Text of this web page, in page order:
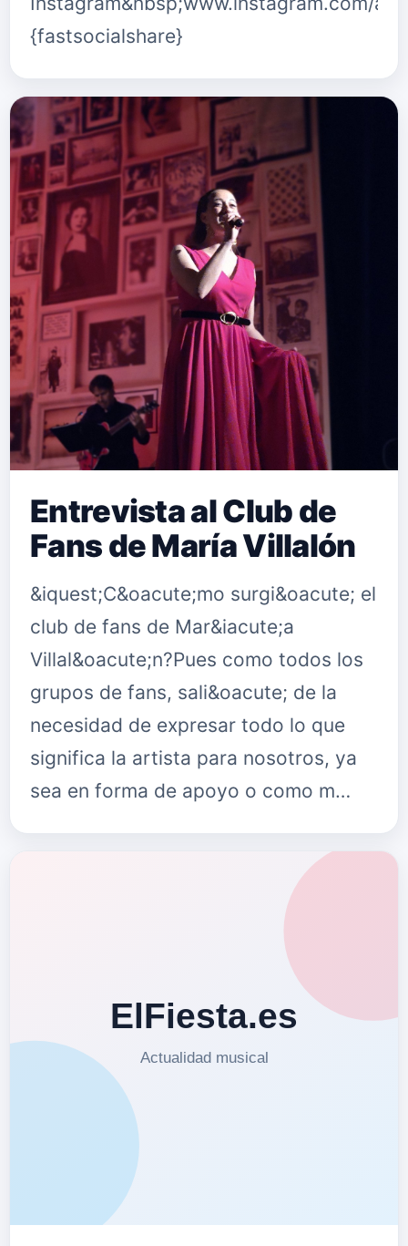
{fastsocialshare}
Entrevista al Club de
Fans de María Villalón
&iquest;C&oacute;mo surgi&oacute; el
club de fans de Mar&iacute;a
Villal&oacute;n?Pues como todos los
grupos de fans, sali&oacute; de la
necesidad de expresar todo lo que
significa la artista para nosotros, ya
sea en forma de apoyo o como m…